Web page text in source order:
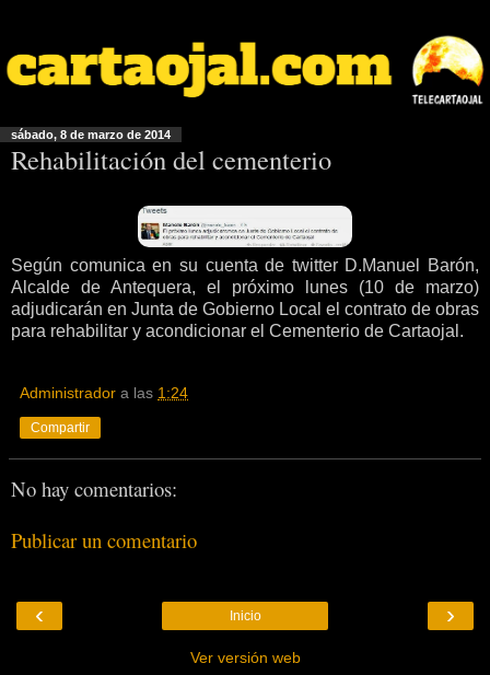
sábado, 8 de marzo de 2014
Rehabilitación del cementerio
Según comunica en su cuenta de twitter D.Manuel Barón,
Alcalde de Antequera, el próximo lunes (10 de marzo)
adjudicarán en Junta de Gobierno Local el contrato de obras
para rehabilitar y acondicionar el Cementerio de Cartaojal.
Administrador a las 1:24
Compartir
No hay comentarios:
Publicar un comentario
‹ ›
Inicio
Ver versión web